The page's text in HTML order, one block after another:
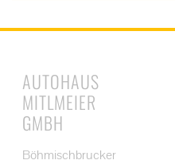
AUTOHAUS
MITLMEIER
GMBH
Böhmischbrucker